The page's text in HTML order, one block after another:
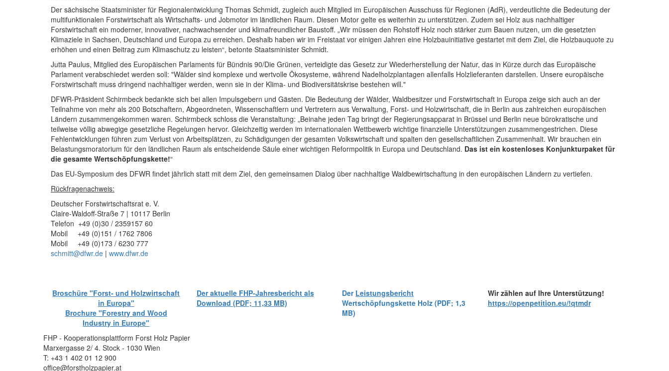
Der sächsische Staatsminister für Regionalentwicklung Thomas Schmidt, zugleich auch Mitglied im Europäischen Ausschuss für Regionen (AdR), verdeutlichte die Bedeutung der
multifunktionalen Forstwirtschaft als Wirtschafts- und Jobmotor im ländlichen Raum. Diesen Motor gelte es weiterhin zu unterstützen. Zudem sei Holz aus nachhaltiger
Forstwirtschaft ein moderner, innovativer, nachwachsender und klimafreundlicher Baustoff. „Wir müssen den Rohstoff Holz noch stärker zum Bauen nutzen, um die gesetzten
Klimaziele in Sachsen, Deutschland und Europa zu erreichen. Deshalb haben wir im Freistaat vor einigen Jahren eine Holzbauinitiative gestartet mit dem Ziel, die Holzbauquote zu
erhöhen und einen Beitrag zum Klimaschutz zu leisten“, betonte Staatsminister Schmidt.
Jutta Paulus, Mitglied des Europäischen Parlaments für Bündnis 90/Die Grünen, verteidigte das Gesetz zur Wiederherstellung der Natur, das in Kürze durch das Europäische
Parlament verabschiedet werden soll: "Wälder sind komplexe und wertvolle Ökosysteme, während Nadelholzplantagen allenfalls Holzlieferanten darstellen. Unsere europäische
Forstwirtschaft muss dringend nachhaltiger werden, wenn sie in der Klima- und Biodiversitätskrise bestehen will."
DFWR-Präsident Schirmbeck bedankte sich bei allen Impulsgebern und Gästen. Die Bedeutung der Wälder, Waldbesitzer und Forstwirtschaft in Europa zeige sich auch an der
Teilnahme von mehr als 200 Botschaftern, Abgeordneten, Wissenschaftlern und Vertretern aus Verwaltung, Forst- und Holzwirtschaft, die in Berlin aus zahlreichen europäischen
Ländern zusammengekommen waren. Schirmbeck schloss die Veranstaltung: „Beinahe jeden Tag bringt der Regierungsapparat in Brüssel und Berlin neue bürokratische und
teilweise völlig abwegige gesetzliche Regelungen hervor. Gleichzeitig werden im internationalen Wettbewerb wichtige finanzielle Unterstützungen zusammengestrichen. Diese
Fehlentwicklungen führen zum Verlust von Arbeitsplätzen, zu Schädigungen der gesamten Volkswirtschaft und spalten den gesellschaftlichen Zusammenhalt. Wir brauchen ein
Belastungsmoratorium für den ländlichen Raum als entscheidende Säule einer wichtigen Reformpolitik in Europa und Deutschland. Das ist ein kostenloses Konjunkturpaket für
die gesamte Wertschöpfungskette!“
Das EU-Symposium des DFWR findet jährlich statt mit dem Ziel, den gemeinsamen Dialog über nachhaltige Waldbewirtschaftung in den europäischen Ländern zu vertiefen.
Rückfragenachweis:
Deutscher Forstwirtschaftsrat e. V.
Claire-Waldoff-Straße 7 | 10117 Berlin
Telefon +49 (0)30 / 2359157 60
Mobil +49 (0)151 / 1762 7806
Mobil +49 (0)173 / 6230 777
schmitt@dfwr.de | www.dfwr.de
Broschüre "Forst- und Holzwirtschaft
in Europa"
Brochure "Forestry and Wood
Industry in Europe"
Der aktuelle FHP-Jahresbericht als
Download (PDF; 11,33 MB)
Der Leistungsbericht
Wertschöpfungskette Holz (PDF; 1,3
MB)
Wir zählen auf Ihre Unterstützung!
https://openpetition.eu/!qtmdr
FHP - Kooperationsplattform Forst Holz Papier
Marxergasse 2/ 4. Stock - 1030 Wien
T: +43 1 402 01 12 900
office@forstholzpapier.at